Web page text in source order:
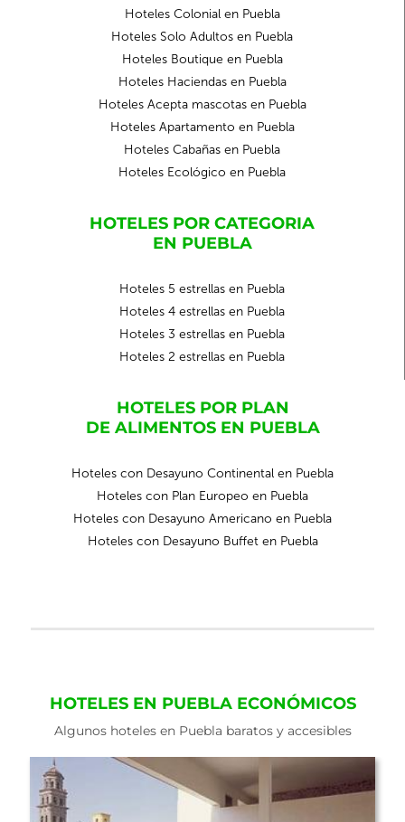
Hoteles Colonial en Puebla
Hoteles Solo Adultos en Puebla
Hoteles Boutique en Puebla
Hoteles Haciendas en Puebla
Hoteles Acepta mascotas en Puebla
Hoteles Apartamento en Puebla
Hoteles Cabañas en Puebla
Hoteles Ecológico en Puebla
HOTELES POR CATEGORIA
EN PUEBLA
Hoteles 5 estrellas en Puebla
Hoteles 4 estrellas en Puebla
Hoteles 3 estrellas en Puebla
Hoteles 2 estrellas en Puebla
HOTELES POR PLAN
DE ALIMENTOS EN PUEBLA
Hoteles con Desayuno Continental en Puebla
Hoteles con Plan Europeo en Puebla
Hoteles con Desayuno Americano en Puebla
Hoteles con Desayuno Buffet en Puebla
HOTELES EN PUEBLA ECONÓMICOS
Algunos hoteles en Puebla baratos y accesibles